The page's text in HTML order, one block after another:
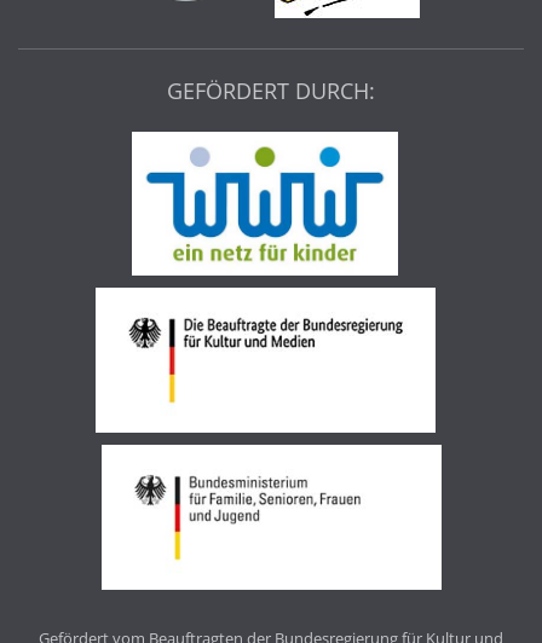
GEFÖRDERT DURCH:
Gefördert vom Beauftragten der Bundesregierung für Kultur und